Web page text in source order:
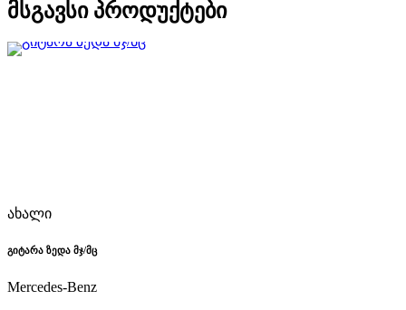
მსგავსი პროდუქტები
ახალი
გიტარა ზედა მჯ/მც
Mercedes-Benz